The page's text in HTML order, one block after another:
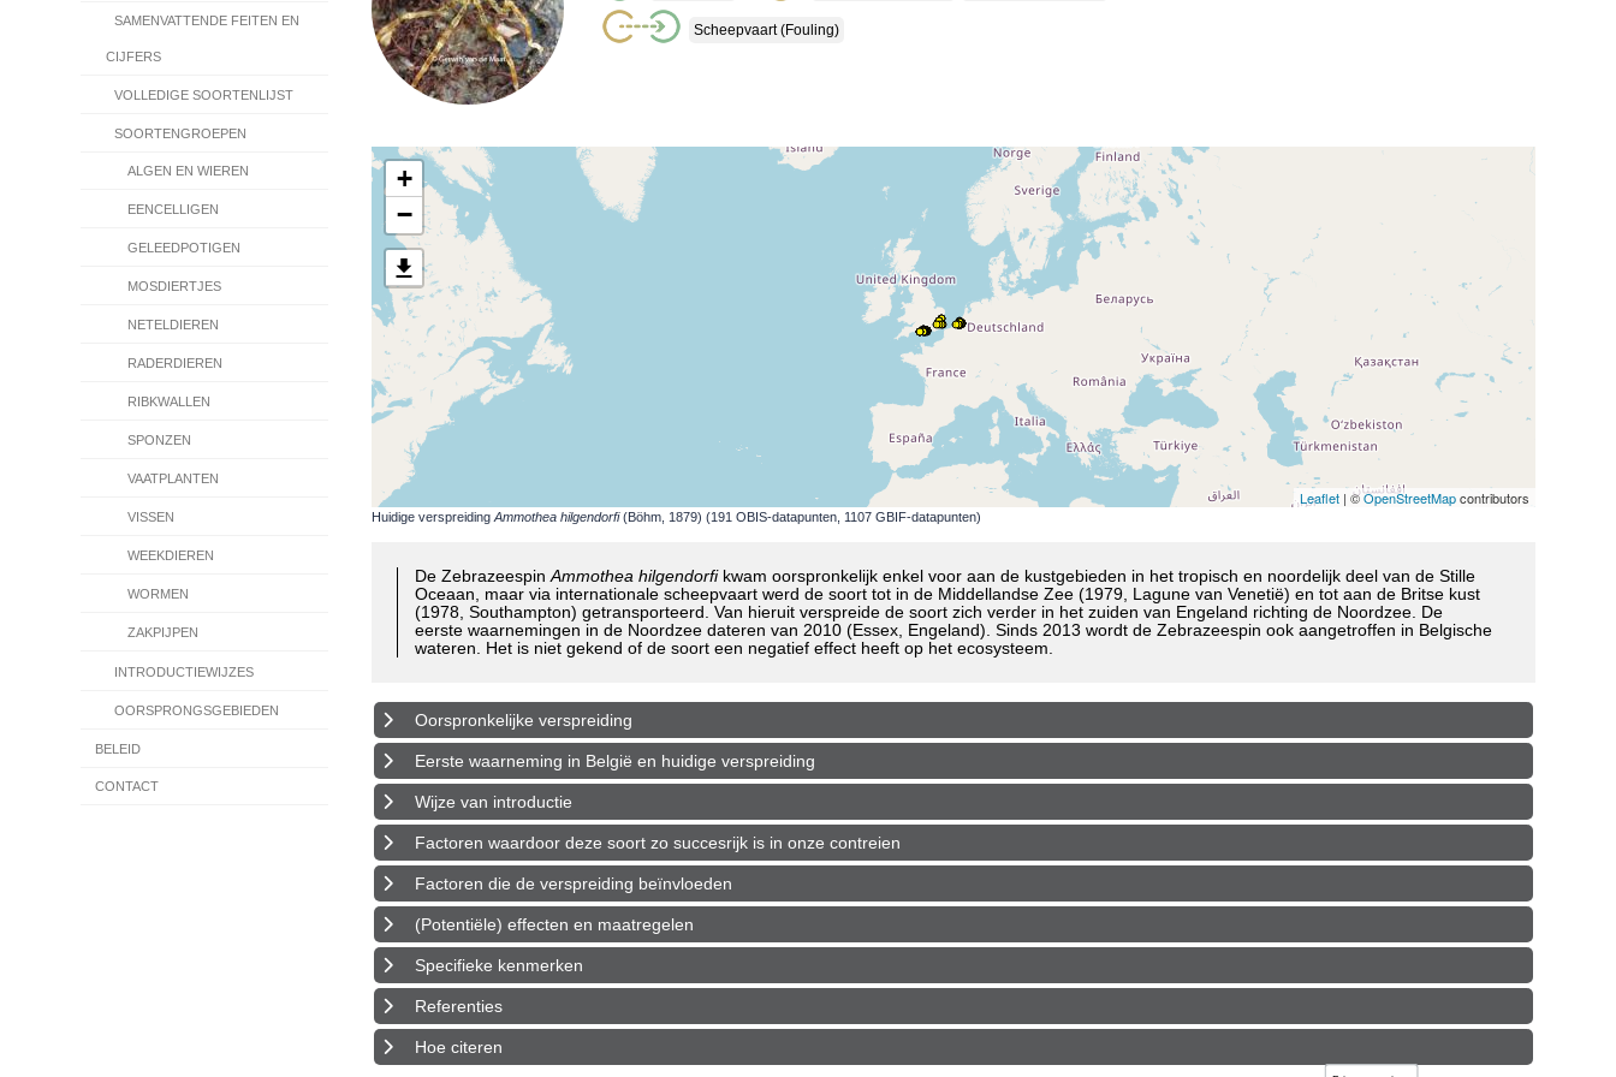
SAMENVATTENDE FEITEN EN
CIJFERS
VOLLEDIGE SOORTENLIJST
SOORTENGROEPEN
ALGEN EN WIEREN
EENCELLIGEN
GELEEDPOTIGEN
MOSDIERTJES
NETELDIEREN
RADERDIEREN
RIBKWALLEN
SPONZEN
VAATPLANTEN
VISSEN
WEEKDIEREN
WORMEN
ZAKPIJPEN
INTRODUCTIEWIJZES
OORSPRONGSGEBIEDEN
BELEID
CONTACT
Scheepvaart (fouling)
+
−
Leaflet| ©OpenStreetMapcontributors
Huidige verspreidingAmmothea hilgendorfi(Böhm, 1879) (191 OBIS-datapunten, 1107 GBIF-datapunten)
De ZebrazeespinAmmothea hilgendorfikwam oorspronkelijk enkel voor aan de kustgebieden in het tropisch en noordelijk deel van de Stille
Oceaan, maar via internationale scheepvaart werd de soort tot in de Middellandse Zee (1979, Lagune van Venetië) en tot aan de Britse kust
(1978, Southampton) getransporteerd. Van hieruit verspreide de soort zich verder in het zuiden van Engeland richting de Noordzee. De
eerste waarnemingen in de Noordzee dateren van 2010 (Essex, Engeland). Sinds 2013 wordt de Zebrazeespin ook aangetroffen in Belgische
wateren. Het is niet gekend of de soort een negatief effect heeft op het ecosysteem.
Oorspronkelijke verspreiding
Eerste waarneming in België en huidige verspreiding
Wijze van introductie
Factoren waardoor deze soort zo succesrijk is in onze contreien
Factoren die de verspreiding beïnvloeden
(Potentiële) effecten en maatregelen
Specifieke kenmerken
Referenties
Hoe citeren